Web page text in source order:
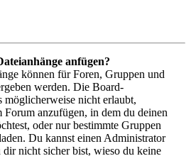
anfügen?
können für Foren, Gruppen und
werden. Die Board-
möglicherweise nicht erlaubt,
Forum anzufügen, in dem du deinen
oder nur bestimmte Gruppen
Du kannst einen Administrator
nicht sicher bist, wieso du keine